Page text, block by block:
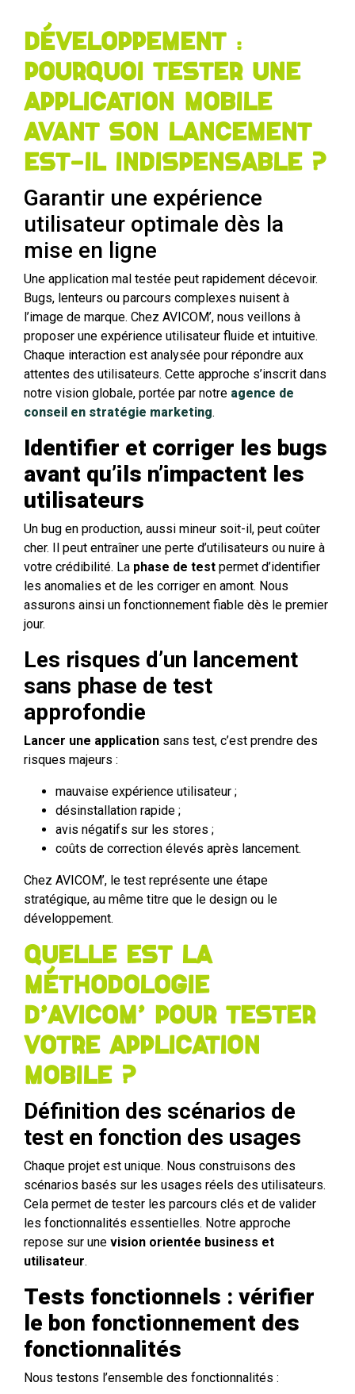
Développement :
pourquoi tester une
application mobile
avant son lancement
est-il indispensable ?
Garantir une expérience
utilisateur optimale dès la
mise en ligne
Une application mal testée peut rapidement décevoir.
Bugs, lenteurs ou parcours complexes nuisent à
l’image de marque. Chez AVICOM’, nous veillons à
proposer une expérience utilisateur fluide et intuitive.
Chaque interaction est analysée pour répondre aux
attentes des utilisateurs. Cette approche s’inscrit dans
notre vision globale, portée par notre agence de
conseil en stratégie marketing.
Identifier et corriger les bugs
avant qu’ils n’impactent les
utilisateurs
Un bug en production, aussi mineur soit-il, peut coûter
cher. Il peut entraîner une perte d’utilisateurs ou nuire à
votre crédibilité. La phase de test permet d’identifier
les anomalies et de les corriger en amont. Nous
assurons ainsi un fonctionnement fiable dès le premier
jour.
Les risques d’un lancement
sans phase de test
approfondie
Lancer une application sans test, c’est prendre des
risques majeurs :
mauvaise expérience utilisateur ;
désinstallation rapide ;
avis négatifs sur les stores ;
coûts de correction élevés après lancement.
Chez AVICOM’, le test représente une étape
stratégique, au même titre que le design ou le
développement.
Quelle est la
méthodologie
d’AVICOM’ pour tester
votre application
mobile ?
Définition des scénarios de
test en fonction des usages
Chaque projet est unique. Nous construisons des
scénarios basés sur les usages réels des utilisateurs.
Cela permet de tester les parcours clés et de valider
les fonctionnalités essentielles. Notre approche
repose sur une vision orientée business et
utilisateur.
Tests fonctionnels : vérifier
le bon fonctionnement des
fonctionnalités
Nous testons l’ensemble des fonctionnalités :